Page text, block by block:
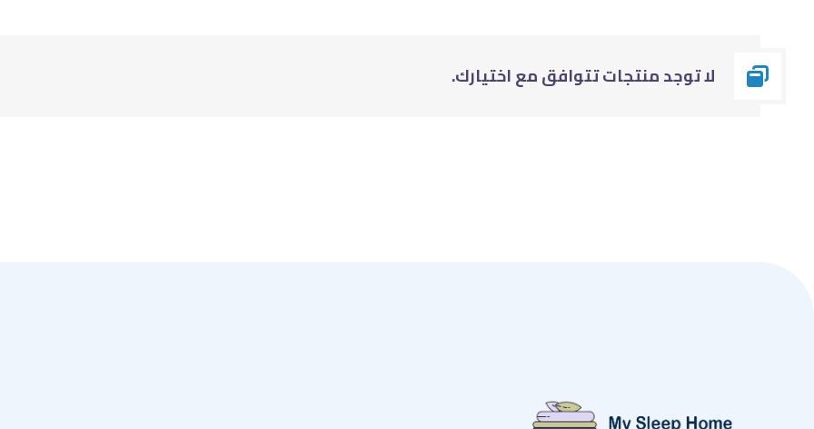
لا توجد منتجات تتوافق مع اختيارك.